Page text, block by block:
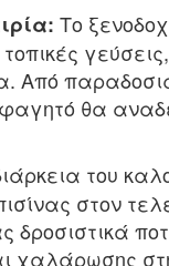
Το
Από
θα
του
στον
χαλάρωσης